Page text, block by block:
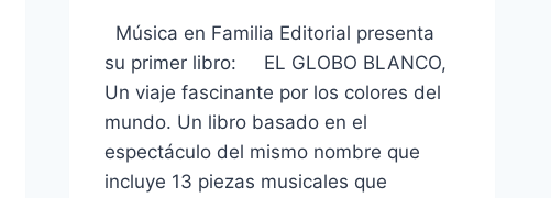
Música en Familia Editorial presenta
su primer libro: EL GLOBO BLANCO,
Un viaje fascinante por los colores del
mundo. Un libro basado en el
espectáculo del mismo nombre que
incluye 13 piezas musicales que